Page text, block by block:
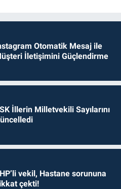
Otomatik Mesaj ile
İletişimini Güçlendirme
İllerin Milletvekili Sayılarını
vekil, Hastane sorununa
çekti!